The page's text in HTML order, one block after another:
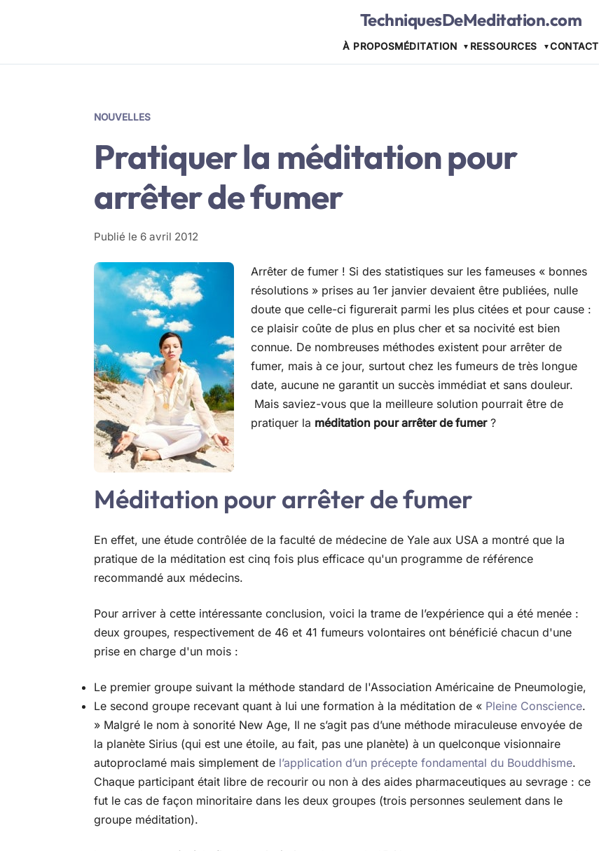
TechniquesDeMeditation.com
À PROPOSMÉDITATION RESSOURCES CONTACT
NOUVELLES
Pratiquer la méditation pour
arrêter de fumer
Publié le 6 avril 2012
Arrêter de fumer ! Si des statistiques sur les fameuses « bonnes
résolutions » prises au 1er janvier devaient être publiées, nulle
doute que celle-ci figurerait parmi les plus citées et pour cause :
ce plaisir coûte de plus en plus cher et sa nocivité est bien
connue. De nombreuses méthodes existent pour arrêter de
fumer, mais à ce jour, surtout chez les fumeurs de très longue
date, aucune ne garantit un succès immédiat et sans douleur.
Mais saviez-vous que la meilleure solution pourrait être de
pratiquer la méditation pour arrêter de fumer?
Méditation pour arrêter de fumer
En effet, une étude contrôlée de la faculté de médecine de Yale aux USA a montré que la
pratique de la méditation est cinq fois plus efficace qu'un programme de référence
recommandé aux médecins.
Pour arriver à cette intéressante conclusion, voici la trame de l’expérience qui a été menée :
deux groupes, respectivement de 46 et 41 fumeurs volontaires ont bénéficié chacun d'une
prise en charge d'un mois :
Le premier groupe suivant la méthode standard de l'Association Américaine de Pneumologie,
Le second groupe recevant quant à lui une formation à la méditation de « Pleine Conscience.
» Malgré le nom à sonorité New Age, Il ne s’agit pas d’une méthode miraculeuse envoyée de
la planète Sirius (qui est une étoile, au fait, pas une planète) à un quelconque visionnaire
autoproclamé mais simplement de l’application d’un précepte fondamental du Bouddhisme.
Chaque participant était libre de recourir ou non à des aides pharmaceutiques au sevrage : ce
fut le cas de façon minoritaire dans les deux groupes (trois personnes seulement dans le
groupe méditation).